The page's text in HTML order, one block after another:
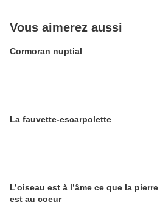
Vous aimerez aussi
Cormoran nuptial
La fauvette-escarpolette
L’oiseau est à l’âme ce que la pierre
est au coeur